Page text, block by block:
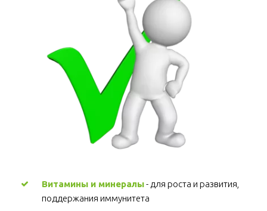
Витамины и минералы - для роста и развития,
поддержания иммунитета